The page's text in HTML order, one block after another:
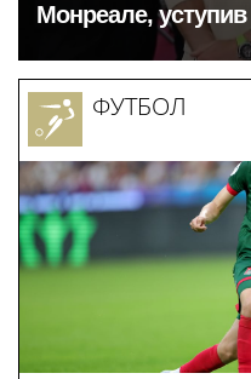
Монреале, уступив
ФУТБОЛ